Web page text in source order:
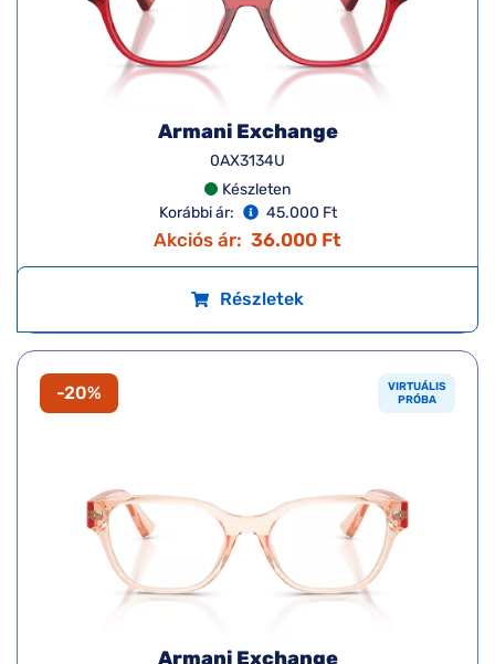
Armani Exchange
0AX3134U
Készleten
Korábbi ár:
45.000 Ft
Akciós ár: 36.000 Ft
Részletek
-20%
VIRTUÁLIS
PRÓBA
Armani Exchange